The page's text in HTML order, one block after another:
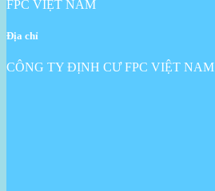
FPC VIỆT NAM
Địa chỉ
CÔNG TY ĐỊNH CƯ FPC VIỆT NAM